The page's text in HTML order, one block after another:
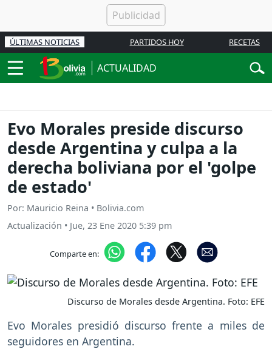
ÚLTIMAS NOTICIAS PARTIDOS HOY RECETAS
ACTUALIDAD
Evo Morales preside discurso
desde Argentina y culpa a la
derecha boliviana por el 'golpe
de estado'
Por: Mauricio Reina • Bolivia.com
Actualización • Jue, 23 Ene 2020 5:39 pm
Comparte en:
Discurso de Morales desde Argentina. Foto: EFE
Evo Morales presidió discurso frente a miles de
seguidores en Argentina.